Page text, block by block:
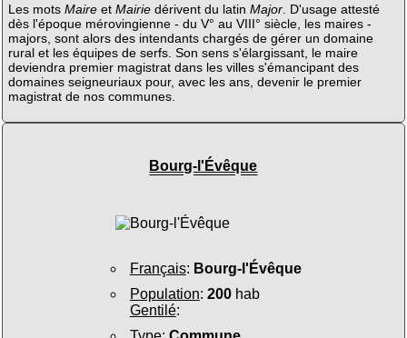
Les mots Maireet Mairiedérivent du latin Major. D'usage attesté
dès l'époque mérovingienne - du V° au VIII° siècle, les maires -
majors, sont alors des intendants chargés de gérer un domaine
rural et les équipes de serfs. Son sens s'élargissant, le maire
deviendra premier magistrat dans les villes s'émancipant des
domaines seigneuriaux pour, avec les ans, devenir le premier
magistrat de nos communes.
Bourg-l'Évêque
Français: Bourg-l'Évêque
Population: 200hab
Gentilé: